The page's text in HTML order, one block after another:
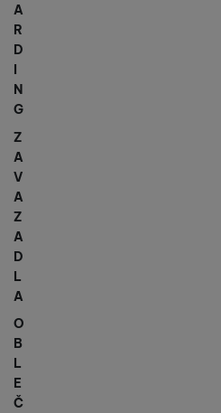
A
R
D
N
G
Z
A
V
A
Z
A
D
L
A
O
B
L
E
Č